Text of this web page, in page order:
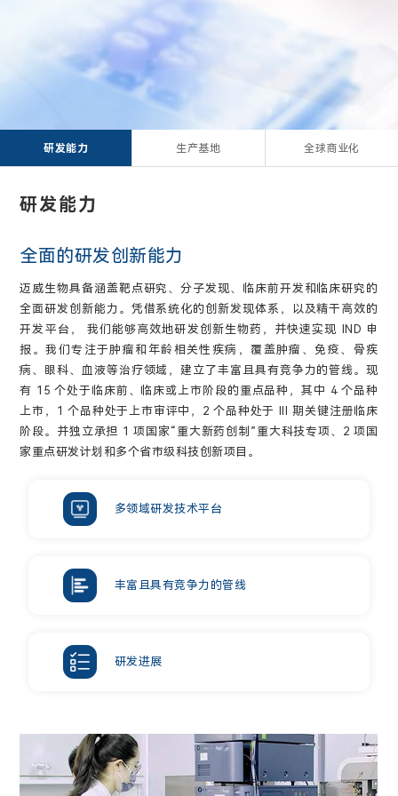
研发能力 生产基地 全球商业化
研发能力
全面的研发创新能力
迈威生物具备涵盖靶点研究、分子发现、临床前开发和临床研究的
全面研发创新能力。凭借系统化的创新发现体系，以及精干高效的
开发平台， 我们能够高效地研发创新生物药，并快速实现 IND 申
报。我们专注于肿瘤和年龄相关性疾病，覆盖肿瘤、免疫、骨疾
病、眼科、血液等治疗领域，建立了丰富且具有竞争力的管线。现
有 15 个处于临床前、临床或上市阶段的重点品种，其中 4 个品种
上市，1 个品种处于上市审评中，2 个品种处于 III 期关键注册临床
阶段。并独立承担 1 项国家“重大新药创制”重大科技专项、2 项国
家重点研发计划和多个省市级科技创新项目。
多领域研发技术平台
丰富且具有竞争力的管线
研发进展